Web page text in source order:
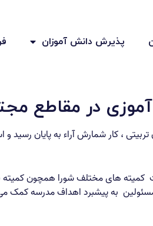
پذیرش دانش آموزان
آموزی در مقاطع
، کار شمارش آراء به پایان رسید
های مختلف شورا همچون کمیته
مسئولین به پیشبرد اهداف مدرسه کمک